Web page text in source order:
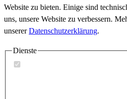
Website zu bieten. Einige sind
uns, unsere Website zu verbessern.
unsererDatenschutzerklärung.
Dienste